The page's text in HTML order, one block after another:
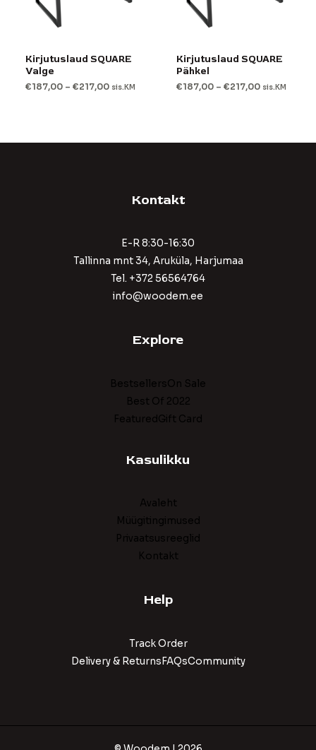
Kirjutuslaud SQUARE
Valge
€187,00 –€217,00 sis.KM
Kirjutuslaud SQUARE
Pähkel
€187,00 –€217,00 sis.KM
Kontakt
E-R 8:30-16:30
Tallinna mnt 34, Aruküla, Harjumaa
Tel. +372 56564764
info@woodem.ee
Explore
BestsellersOn Sale
Best Of 2022
FeaturedGift Card
Kasulikku
Avaleht
Müügitingimused
Privaatsusreeglid
Kontakt
Help
Track Order
Delivery & ReturnsFAQsCommunity